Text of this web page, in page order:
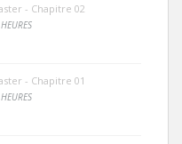
- Chapitre 02
- Chapitre 01